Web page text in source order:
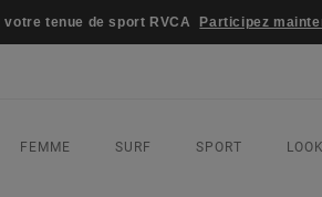
maintenant
FEMME SURF SPORT